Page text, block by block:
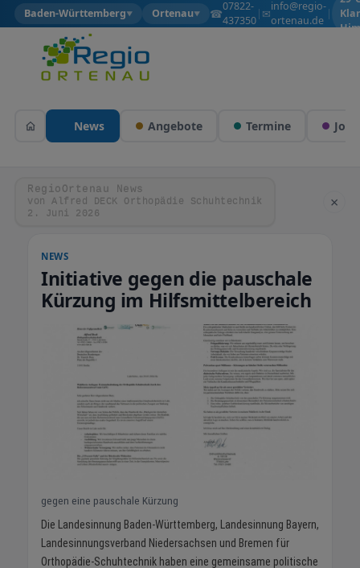
Baden-Württemberg▼ Ortenau▼ ☎07822-
437350
| ✉info@regio-
ortenau.de
|
News Angebote Termine Jobs
RegioOrtenau News
von Alfred DECK Orthopädie Schuhtechnik
2. Juni 2026
×
NEWS
Initiative gegen die pauschale
Kürzung im Hilfsmittelbereich
gegen eine pauschale Kürzung
Die Landesinnung Baden-Württemberg, Landesinnung Bayern,
Landesinnungsverband Niedersachsen und Bremen für
Orthopädie-Schuhtechnik haben eine gemeinsame politische